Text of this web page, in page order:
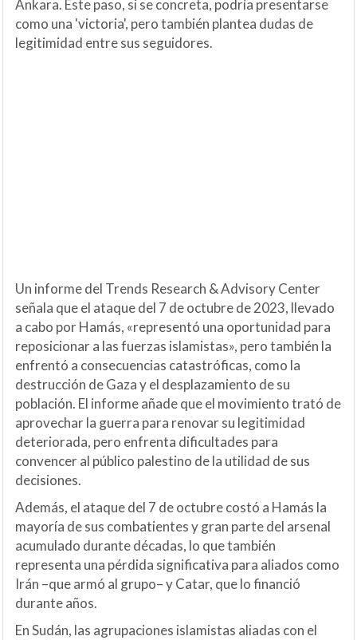
Ankara. Este paso, si se concreta, podría presentarse
como una 'victoria', pero también plantea dudas de
legitimidad entre sus seguidores.
Un informe del Trends Research & Advisory Center
señala que el ataque del 7 de octubre de 2023, llevado
a cabo por Hamás, «representó una oportunidad para
reposicionar a las fuerzas islamistas», pero también la
enfrentó a consecuencias catastróficas, como la
destrucción de Gaza y el desplazamiento de su
población. El informe añade que el movimiento trató de
aprovechar la guerra para renovar su legitimidad
deteriorada, pero enfrenta dificultades para
convencer al público palestino de la utilidad de sus
decisiones.
Además, el ataque del 7 de octubre costó a Hamás la
mayoría de sus combatientes y gran parte del arsenal
acumulado durante décadas, lo que también
representa una pérdida significativa para aliados como
Irán –que armó al grupo– y Catar, que lo financió
durante años.
En Sudán, las agrupaciones islamistas aliadas con el